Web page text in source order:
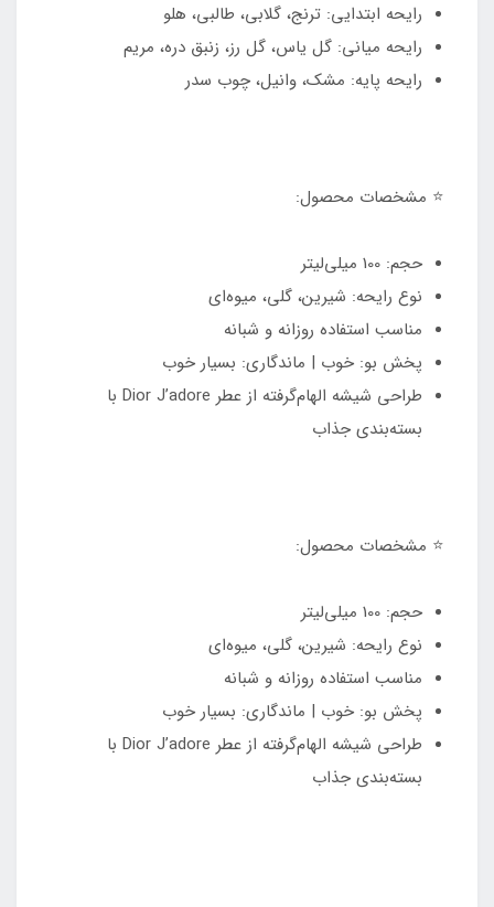
رایحه ابتدایی: ترنج، گلابی، طالبی، هلو
رایحه میانی: گل یاس، گل رز، زنبق دره، مریم
رایحه پایه: مشک، وانیل، چوب سدر
⭐ مشخصات محصول:
حجم: 100 میلی‌لیتر
نوع رایحه: شیرین، گلی، میوه‌ای
مناسب استفاده روزانه و شبانه
پخش بو: خوب | ماندگاری: بسیار خوب
طراحی شیشه الهام‌گرفته از عطر Dior J’adore با
بسته‌بندی جذاب
⭐ مشخصات محصول:
حجم: 100 میلی‌لیتر
نوع رایحه: شیرین، گلی، میوه‌ای
مناسب استفاده روزانه و شبانه
پخش بو: خوب | ماندگاری: بسیار خوب
طراحی شیشه الهام‌گرفته از عطر Dior J’adore با
بسته‌بندی جذاب